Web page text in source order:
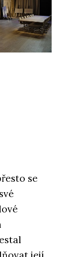
se